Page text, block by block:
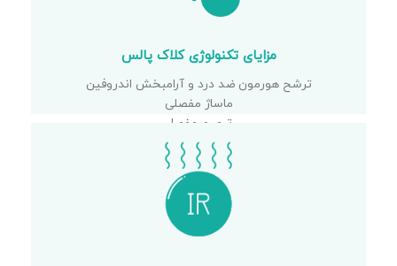
مزایای تکنولوژی کلاک پالس
ترشح هورمون ضد درد و آرامبخش اندروفین
ماساژ مفصلی
ترمیم مفصل
برطرف اسپاسم عضلانی